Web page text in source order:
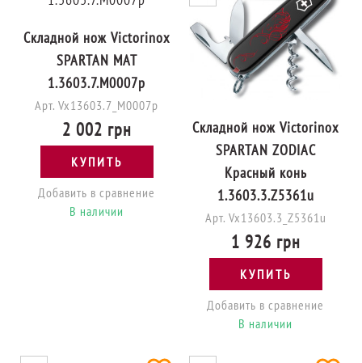
Складной нож Victorinox
SPARTAN MAT
1.3603.7.M0007p
Арт. Vx13603.7_M0007p
2 002 грн
КУПИТЬ
Добавить в сравнение
В наличии
Складной нож Victorinox
SPARTAN ZODIAC
Красный конь
1.3603.3.Z5361u
Арт. Vx13603.3_Z5361u
1 926 грн
КУПИТЬ
Добавить в сравнение
В наличии